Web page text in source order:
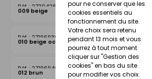
pour ne conserver que les
cookies essentiels au
fonctionnement du site.
Votre choix sera retenu
pendant 13 mois et vous
pourrez à tout moment
cliquer sur "Gestion des
cookies" en bas du site
pour modifier vos choix.
27204269
009 beige
27196939
010 beige ocre
27196946
012 brun